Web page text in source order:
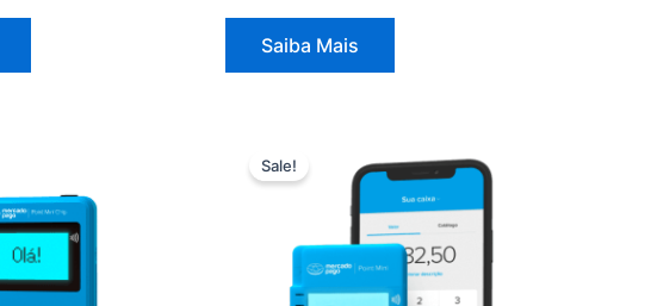
Saiba Mais
Sale!